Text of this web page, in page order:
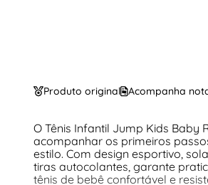
Produto original Acompanha
O Tênis Infantil Jump Kids Baby
acompanhar os primeiros
estilo. Com design esportivo,
tiras autocolantes, garante
tênis de bebê confortável e